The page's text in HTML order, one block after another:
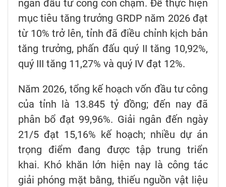
ngân đầu tư công còn chậm. Để thực hiện
mục tiêu tăng trưởng GRDP năm 2026 đạt
từ 10% trở lên, tỉnh đã điều chỉnh kịch bản
tăng trưởng, phấn đấu quý II tăng 10,92%,
quý III tăng 11,27% và quý IV đạt 12%.
Năm 2026, tổng kế hoạch vốn đầu tư công
của tỉnh là 13.845 tỷ đồng; đến nay đã
phân bổ đạt 99,96%. Giải ngân đến ngày
21/5 đạt 15,16% kế hoạch; nhiều dự án
trọng điểm đang được tập trung triển
khai. Khó khăn lớn hiện nay là công tác
giải phóng mặt bằng, thiếu nguồn vật liệu